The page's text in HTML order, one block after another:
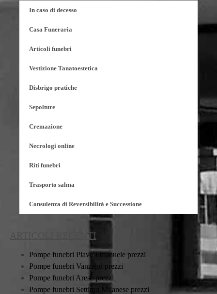
In caso di decesso
Casa Funeraria
Articoli funebri
Vestizione Tanatoestetica
Disbrigo pratiche
Sepolture
Cremazione
Necrologi online
Riti funebri
Trasporto salma
Consulenza di Reversibilità e Successione
ARTICOLI RECENTI
Pompe funebri Piave Emanuele prezzi
Pompe funebri Vanzago prezzi
Pompe funebri Arese prezzi
Pompe funebri Settimo Milanese prezzi